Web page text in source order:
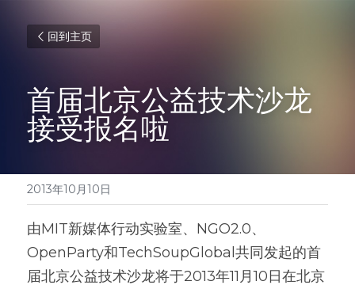
回到主页
首届北京公益技术沙龙
接受报名啦
2013年10月10日
由MIT新媒体行动实验室、NGO2.0、
OpenParty和TechSoupGlobal共同发起的首
届北京公益技术沙龙将于2013年11月10日在北京